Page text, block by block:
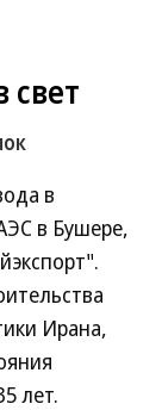
в
в Бушере,
Ирана,
лет.